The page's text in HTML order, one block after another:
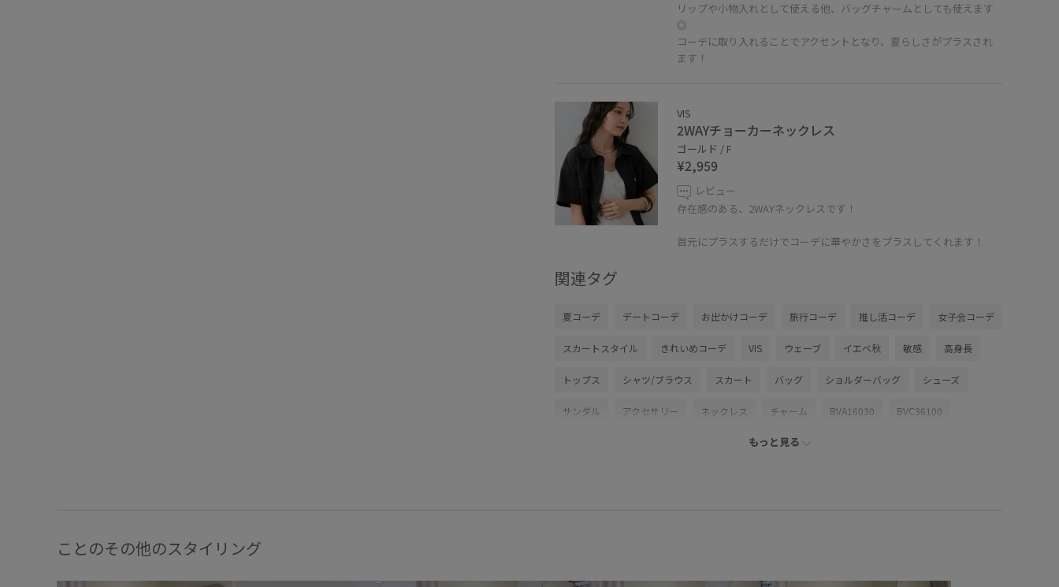
リップや小物入れとして使える他、バッグチャームとしても使えます
◎
コーデに取り入れることでアクセントとなり、夏らしさがプラスされ
ます！
VIS
2WAYチョーカーネックレス
ゴールド / F
¥2,959
レビュー
存在感のある、2WAYネックレスです！
首元にプラスするだけでコーデに華やかさをプラスしてくれます！
関連タグ
夏コーデ デートコーデ お出かけコーデ 旅行コーデ 推し活コーデ 女子会コーデ
スカートスタイル きれいめコーデ VIS ウェーブ イエベ秋 敏感 高身長
トップス シャツ/ブラウス スカート バッグ ショルダーバッグ シューズ
サンダル アクセサリー ネックレス チャーム BVA16030 BVC36100
BVZ76200
もっと見る
ことのその他のスタイリング